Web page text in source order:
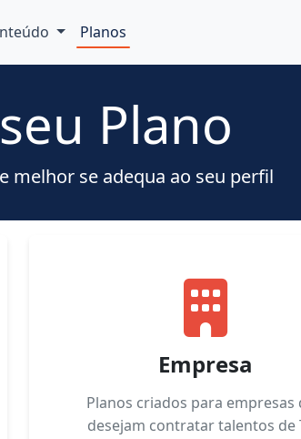
Planos
Plano
melhor se adequa ao seu perfil
Empresa
Planos criados para empresas
desejam contratar talentos de